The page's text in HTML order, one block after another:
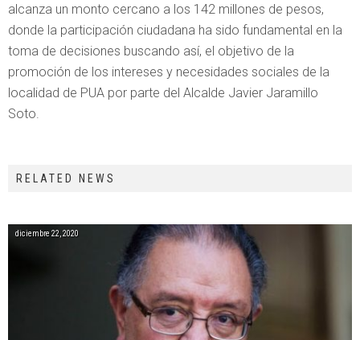
alcanza un monto cercano a los 142 millones de pesos,
donde la participación ciudadana ha sido fundamental en la
toma de decisiones buscando así, el objetivo de la
promoción de los intereses y necesidades sociales de la
localidad de PUA por parte del Alcalde Javier Jaramillo
Soto.
RELATED NEWS
diciembre 22, 2020